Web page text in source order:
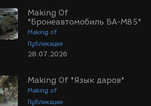
Making Of
"Бронеавтомобиль БА-М85"
Making of
Публикации
28.07.2026
Making Of "Язык даров"
Making of
Публикации